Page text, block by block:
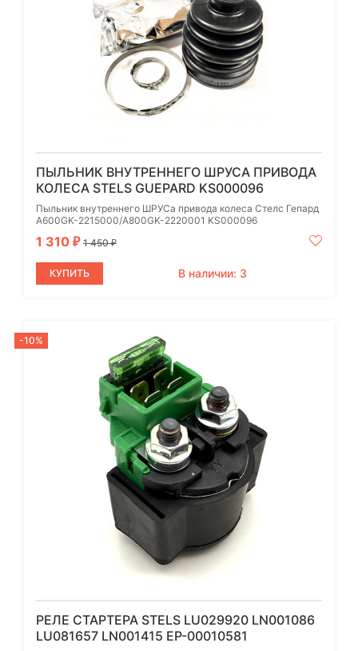
ПЫЛЬНИК ВНУТРЕННЕГО ШРУСА ПРИВОДА
КОЛЕСА STELS GUEPARD KS000096
Пыльник внутреннего ШРУСа привода колеса Стелс Гепард
A600GK-2215000/A800GK-2220001 KS000096
1 310 ₽ 1 450₽
КУПИТЬ В наличии: 3
-10%
РЕЛЕ СТАРТЕРА STELS LU029920 LN001086
LU081657 LN001415 EP-00010581